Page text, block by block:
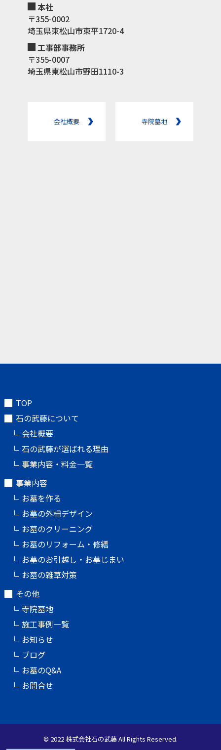
本社
〒355-0002
埼玉県東松山市東平1720-4
工事部事務所
〒355-0007
埼玉県東松山市野田1110-3
会社概要 寺院墓地
TOP
石の武藤について
会社概要
石の武藤が選ばれる理由
事業内容・料金一覧
事業内容
お墓を作る
お墓の外柵デザイン
お墓のクリーニング
お墓のリフォーム・修繕
お墓のお引越し・お墓じまい
お墓の雑草対策
その他
寺院墓地
施工事例一覧
お知らせ
ブログ
お墓のQ&A
お問合せ
© 2022 株式会社石の武藤 All Rights Reserved.